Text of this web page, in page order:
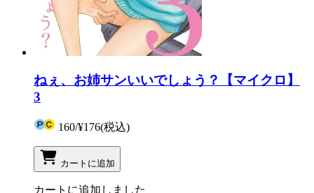
ねぇ、お姉サンいいでしょう？【マイクロ】
3
160/¥176(税込)
カートに追加
カートに追加しました